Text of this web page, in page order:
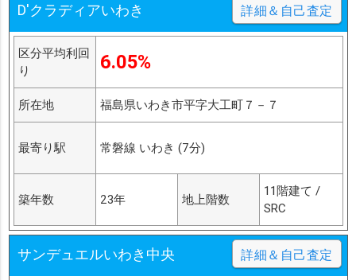
D'クラディアいわき 詳細＆自己査定
区分平均利回
り
6.05%
所在地 福島県いわき市平字大工町７－７
最寄り駅 常磐線 いわき (7分)
築年数 23年 地上階数
11階建て /
SRC
サンデュエルいわき中央 詳細＆自己査定